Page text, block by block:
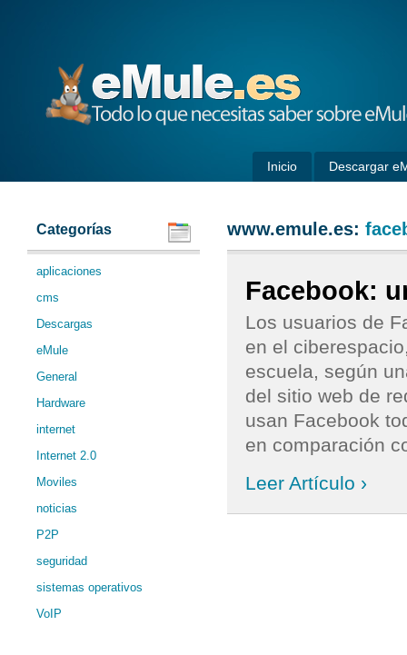
Inicio Descargar
Categorías
aplicaciones
cms
Descargas
eMule
General
Hardware
internet
Internet 2.0
Moviles
noticias
P2P
seguridad
sistemas operativos
VoIP
www.emule.es:
Facebook:
Los usuarios de
en el
escuela, según
del sitio web de
usan Facebook
en comparación
Leer Artículo ›